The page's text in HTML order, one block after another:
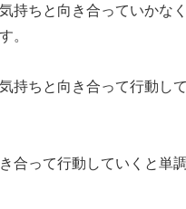
持ちと向き合っていかな
。
持ちと向き合って行動し
合って行動していくと単